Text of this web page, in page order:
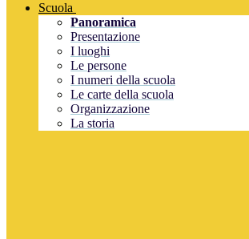
Scuola
Panoramica
Presentazione
I luoghi
Le persone
I numeri della scuola
Le carte della scuola
Organizzazione
La storia